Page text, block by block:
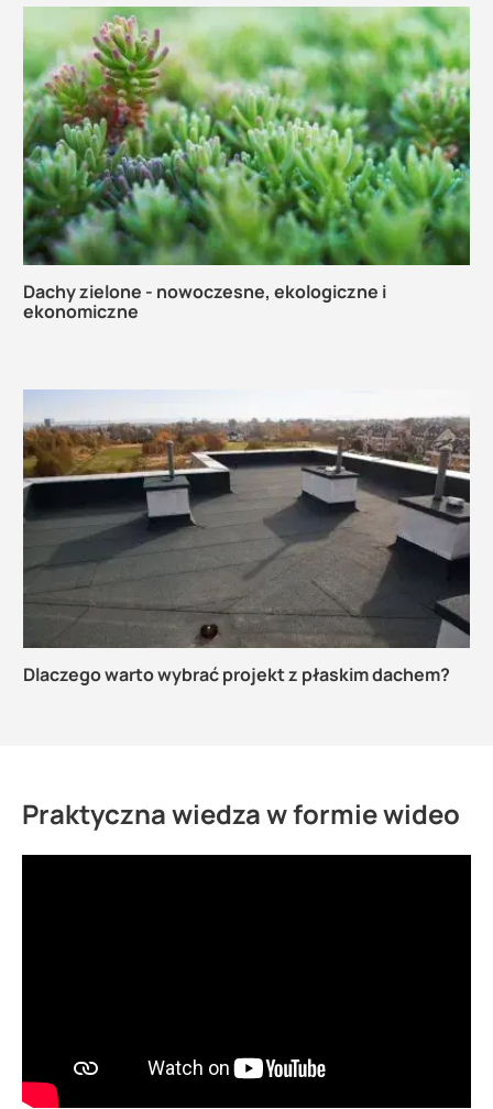
Dachy zielone - nowoczesne, ekologiczne i
ekonomiczne
Dlaczego warto wybrać projekt z płaskim dachem?
Praktyczna wiedza w formie wideo